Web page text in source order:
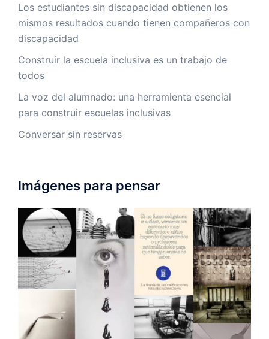
Los estudiantes sin discapacidad obtienen los
mismos resultados cuando tienen compañeros con
discapacidad
Construir la escuela inclusiva es un trabajo de
todos
La voz del alumnado: una herramienta esencial
para construir escuelas inclusivas
Conversar sin reservas
Imágenes para pensar